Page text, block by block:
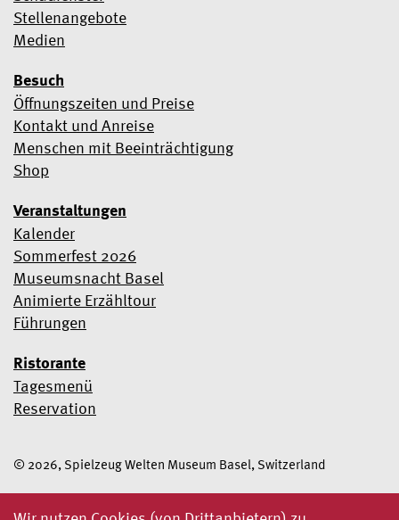
Stellenangebote
Medien
Besuch
Öffnungszeiten und Preise
Kontakt und Anreise
Menschen mit Beeinträchtigung
Shop
Veranstaltungen
Kalender
Sommerfest 2026
Museumsnacht Basel
Animierte Erzähltour
Führungen
Ristorante
Tagesmenü
Reservation
© 2026, Spielzeug Welten Museum Basel, Switzerland